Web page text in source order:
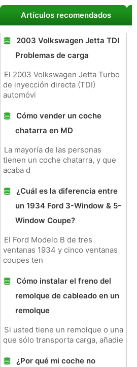
Artículos recomendados
2003 Volkswagen Jetta TDI
Problemas de carga
El 2003 Volkswagen Jetta Turbo
de inyección directa (TDI)
automóvi
Cómo vender un coche
chatarra en MD
La mayoría de las personas
tienen un coche chatarra, y que
acaba d
¿Cuál es la diferencia entre
un 1934 Ford 3-Window & 5-
Window Coupe?
El Ford Modelo B de tres
ventanas 1934 y cinco ventanas
coupes ten
Cómo instalar el freno del
remolque de cableado en un
remolque
Si usted tiene un remolque o una
que sólo transporta carga, añadie
¿Por qué mi coche no